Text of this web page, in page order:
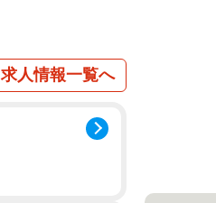
求人情報一覧へ